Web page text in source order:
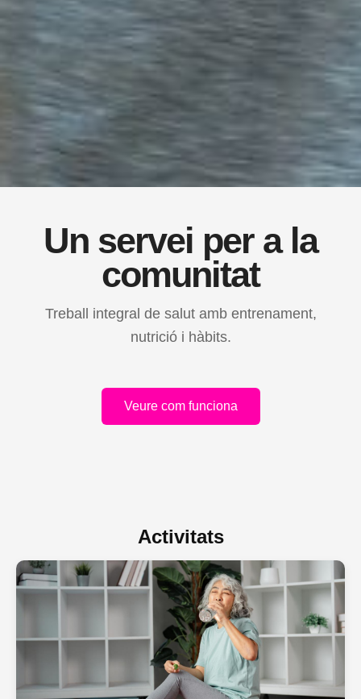
Un servei per a la
comunitat
Treball integral de salut amb entrenament,
nutrició i hàbits.
Veure com funciona
Activitats